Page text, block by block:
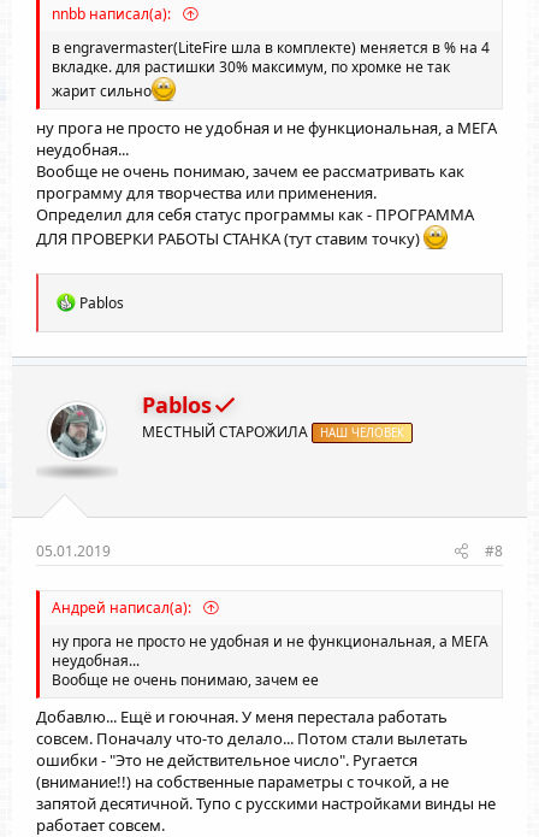
nnbb написал(а):
в engravermaster(LiteFire шла в комплекте) меняется в % на 4
вкладке. для растишки 30% максимум, по хромке не так
жарит сильно
ну прога не просто не удобная и не функциональная, а МЕГА
неудобная...
Вообще не очень понимаю, зачем ее рассматривать как
программу для творчества или применения.
Определил для себя статус программы как - ПРОГРАММА
ДЛЯ ПРОВЕРКИ РАБОТЫ СТАНКА (тут ставим точку)
Р
а
к
и
и
:
Pablos
Pablos
МЕСТНЫЙ СТАРОЖИЛА НАШ ЧЕЛОВЕК
05.01.2019 #8
Андрей написал(а):
ну прога не просто не удобная и не функциональная, а МЕГА
неудобная...
Вообще не очень понимаю, зачем ее
Добавлю... Ещё и гоючная. У меня перестала работать
совсем. Поначалу что-то делало... Потом стали вылетать
ошибки - "Это не действительное число". Ругается
(внимание!!) на собственные параметры с точкой, а не
запятой десятичной. Тупо с русскими настройками винды не
работает совсем.